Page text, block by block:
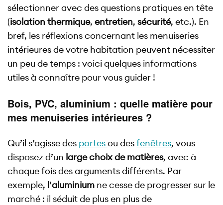
sélectionner avec des questions pratiques en tête
(isolation thermique,entretien,sécurité, etc.). En
bref, les réflexions concernant les menuiseries
intérieures de votre habitation peuvent nécessiter
un peu de temps : voici quelques informations
utiles à connaître pour vous guider !
Bois, PVC, aluminium : quelle matière pour
mes menuiseries intérieures ?
Qu’il s’agisse des portesou desfenêtres, vous
disposez d’un large choix de matières, avec à
chaque fois des arguments différents. Par
exemple, l’aluminium ne cesse de progresser sur le
marché : il séduit de plus en plus de